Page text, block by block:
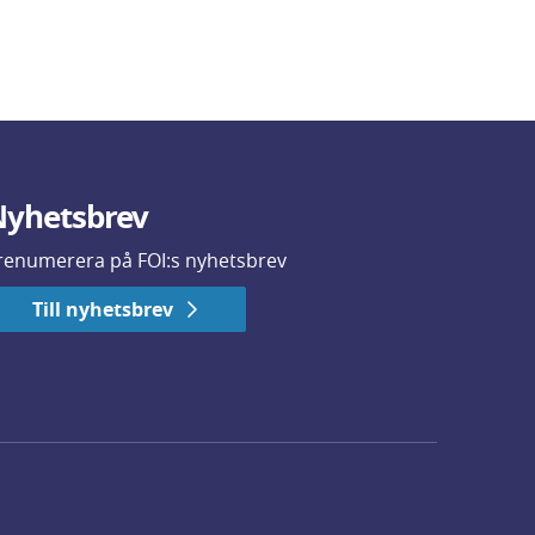
på FOI:s nyhetsbrev
Till nyhetsbrev